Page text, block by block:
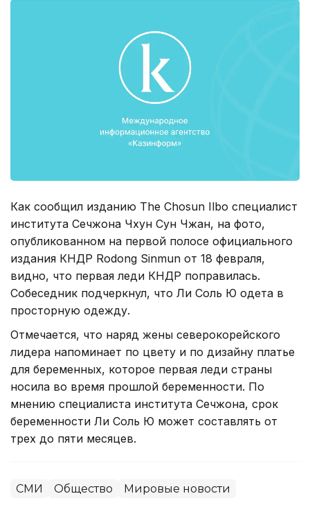
Как сообщил изданию The Chosun Ilbo специалист
института Сечжона Чхун Сун Чжан, на фото,
опубликованном на первой полосе официального
издания КНДР Rodong Sinmun от 18 февраля,
видно, что первая леди КНДР поправилась.
Собеседник подчеркнул, что Ли Соль Ю одета в
просторную одежду.
Отмечается, что наряд жены северокорейского
лидера напоминает по цвету и по дизайну платье
для беременных, которое первая леди страны
носила во время прошлой беременности. По
мнению специалиста института Сечжона, срок
беременности Ли Соль Ю может составлять от
трех до пяти месяцев.
СМИ Общество Мировые новости